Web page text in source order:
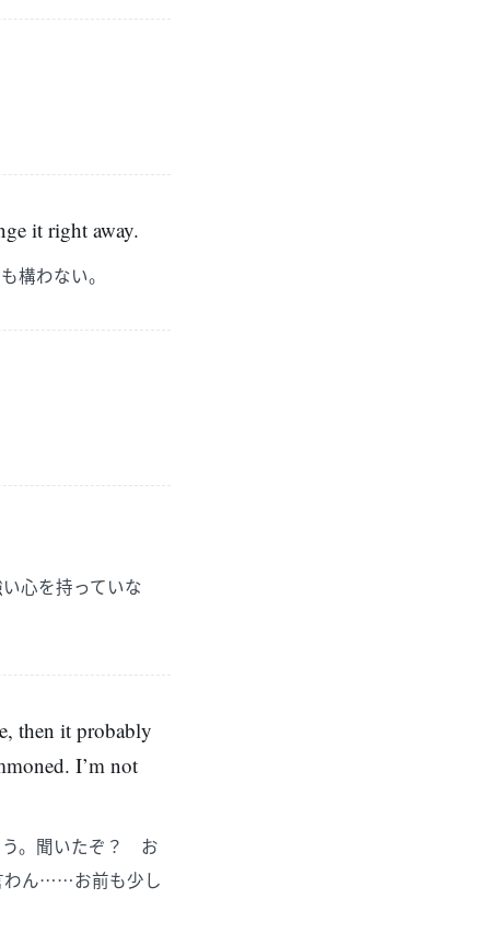
it right away.
構わない。
心を持っていな
then it probably
I’m not
。聞いたぞ？ お
わん……お前も少し